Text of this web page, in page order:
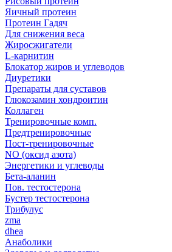
Яичный протеин
Протеин Гадяч
Для снижения веса
Жиросжигатели
L-карнитин
Блокатор жиров и углеводов
Диуретики
Препараты для суставов
Глюкозамин хондроитин
Коллаген
Тренировочные комп.
Предтренировочные
Пост-тренировочные
NO (оксид азота)
Энергетики и углеводы
Бета-аланин
Пов. тестостерона
Бустер тестостерона
Трибулус
zma
dhea
Анаболики